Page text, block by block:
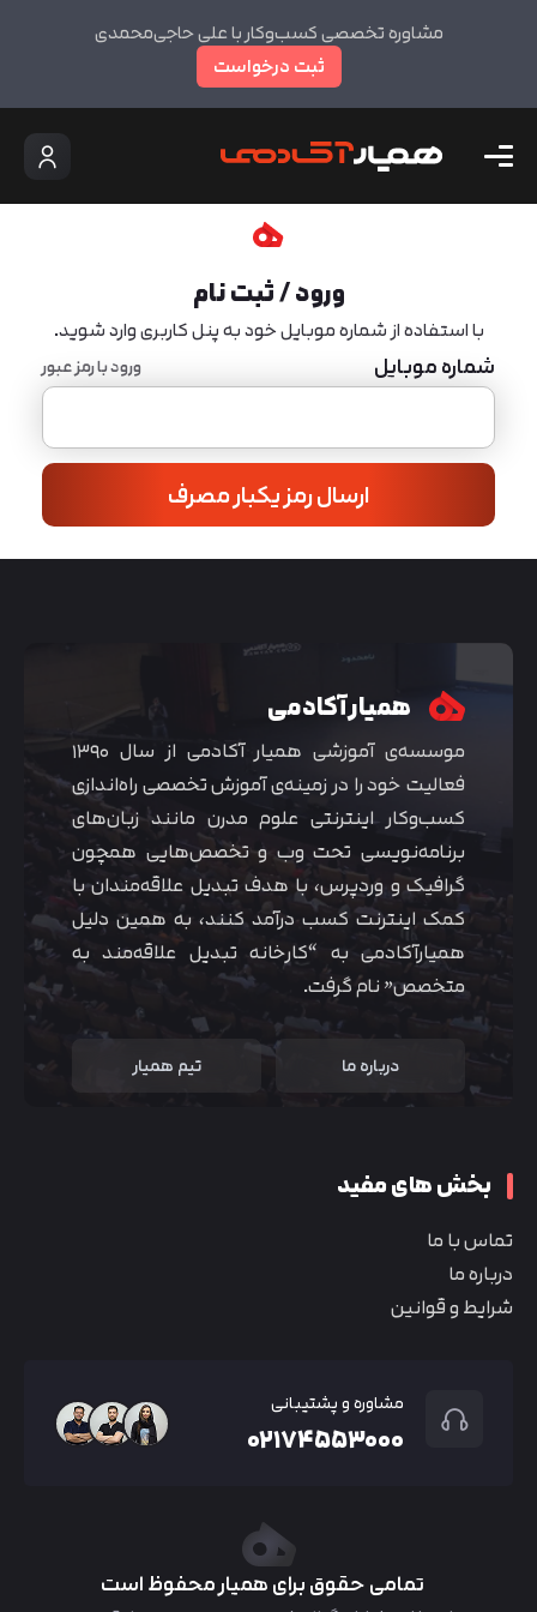
مشاوره تخصصی کسب‌وکار با علی حاجی‌محمدی
ثبت درخواست
ورود / ثبت نام
با استفاده از شماره موبایل خود به پنل کاربری وارد شوید.
شماره موبایل ورود با رمز عبور
ارسال رمز یکبار مصرف
همیار آکادمی
موسسه‌ی آموزشی همیار آکادمی از سال ۱۳۹۰
فعالیت خود را در زمینه‌ی آموزش تخصصی راه‌اندازی
کسب‌و‌کار اینترنتی علوم مدرن مانند زبان‌های
برنامه‌نویسی تحت وب و تخصص‌هایی همچون
گرافیک و وردپرس، با هدف تبدیل علاقه‌مندان با
کمک اینترنت کسب درآمد کنند، به همین دلیل
همیارآکادمی به “کارخانه تبدیل علاقه‌مند به
متخصص” نام گرفت.
درباره ما تیم همیار
بخش های مفید
تماس با ما
درباره ما
شرایط و قوانین
مشاوره و پشتیبانی
۰۲۱۷۴۵۵۳۰۰۰
تمامی حقوق برای همیار محفوظ است
متوجه شدم